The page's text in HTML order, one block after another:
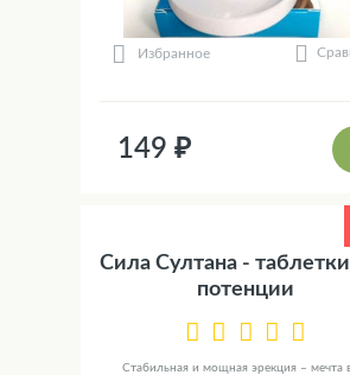
Избранное
149 ₽
Сила Султана -
потенции
Стабильная и мощная эрекция – мечта